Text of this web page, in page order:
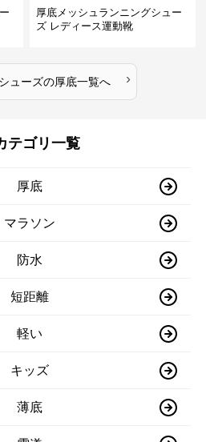
厚底メッシュランニングシュー
ズ レディース運動靴
ューズの厚底一覧へ ›
テゴリ一覧
厚底
マラソン
防水
短距離
軽い
キッズ
薄底